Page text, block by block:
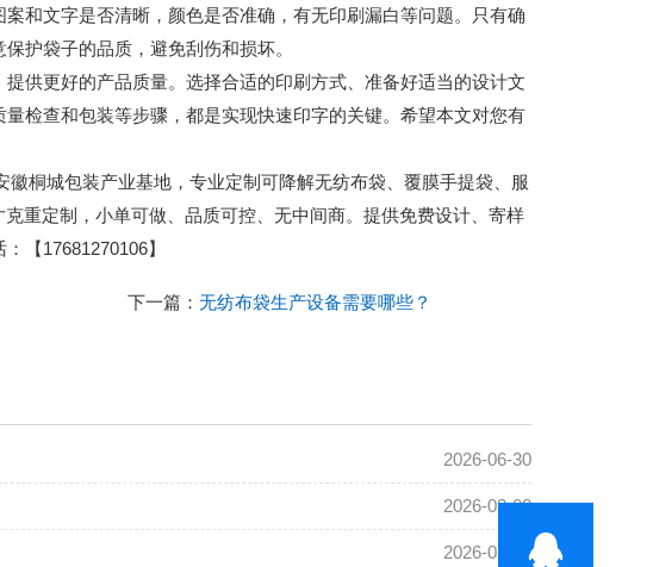
和文字是否清晰，颜色是否准确，有无印刷漏白等问题。只有确
护袋子的品质，避免刮伤和损坏。
供更好的产品质量。选择合适的印刷方式、准备好适当的设计文
检查和包装等步骤，都是实现快速印字的关键。希望本文对您有
桐城包装产业基地，专业定制可降解无纺布袋、覆膜手提袋、服
重定制，小单可做、品质可控、无中间商。提供免费设计、寄样
【17681270106】
下一篇： 无纺布袋生产设备需要哪些？
2026-06-30
2026-03-08
2026-03-08